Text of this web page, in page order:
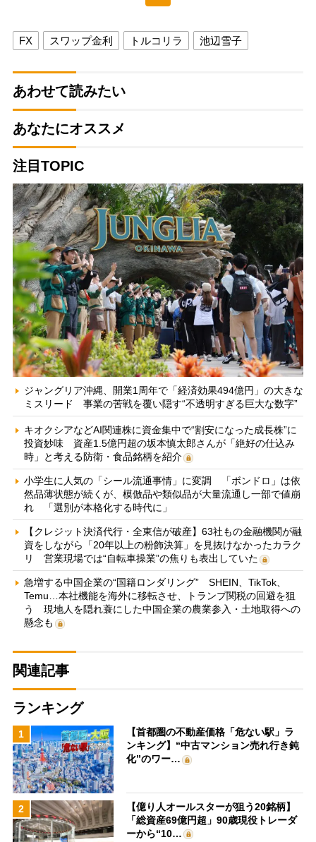
FX スワップ金利 トルコリラ 池辺雪子
あわせて読みたい
あなたにオススメ
注目TOPIC
ジャングリア沖縄、開業1周年で「経済効果494億円」の大きな
ミスリード 事業の苦戦を覆い隠す“不透明すぎる巨大な数字”
キオクシアなどAI関連株に資金集中で“割安になった成長株”に
投資妙味 資産1.5億円超の坂本慎太郎さんが「絶好の仕込み
時」と考える防衛・食品銘柄を紹介
小学生に人気の「シール流通事情」に変調 「ボンドロ」は依
然品薄状態が続くが、模倣品や類似品が大量流通し一部で値崩
れ 「選別が本格化する時代に」
【クレジット決済代行・全東信が破産】63社もの金融機関が融
資をしながら「20年以上の粉飾決算」を見抜けなかったカラク
リ 営業現場では“自転車操業”の焦りも表出していた
急増する中国企業の“国籍ロンダリング” SHEIN、TikTok、
Temu…本社機能を海外に移転させ、トランプ関税の回避を狙
う 現地人を隠れ蓑にした中国企業の農業参入・土地取得への
懸念も
関連記事
ランキング
1
【首都圏の不動産価格「危ない駅」ラ
ンキング】“中古マンション売れ行き鈍
化”のワー…
2
【億り人オールスターが狙う20銘柄】
「総資産69億円超」90歳現役トレーダ
ーから“10…